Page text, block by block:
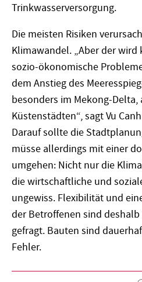
Trinkwasserversorgung.
Die meisten Risiken
Klimawandel. „Aber der
sozio-ökonomische
dem Anstieg des
besonders im Mekong-Delta,
Küstenstädten“, sagt Vu
Darauf sollte die
müsse allerdings mit einer
umgehen: Nicht nur die
die wirtschaftliche und
ungewiss. Flexibilität und
der Betroffenen sind
gefragt. Bauten sind
Fehler.